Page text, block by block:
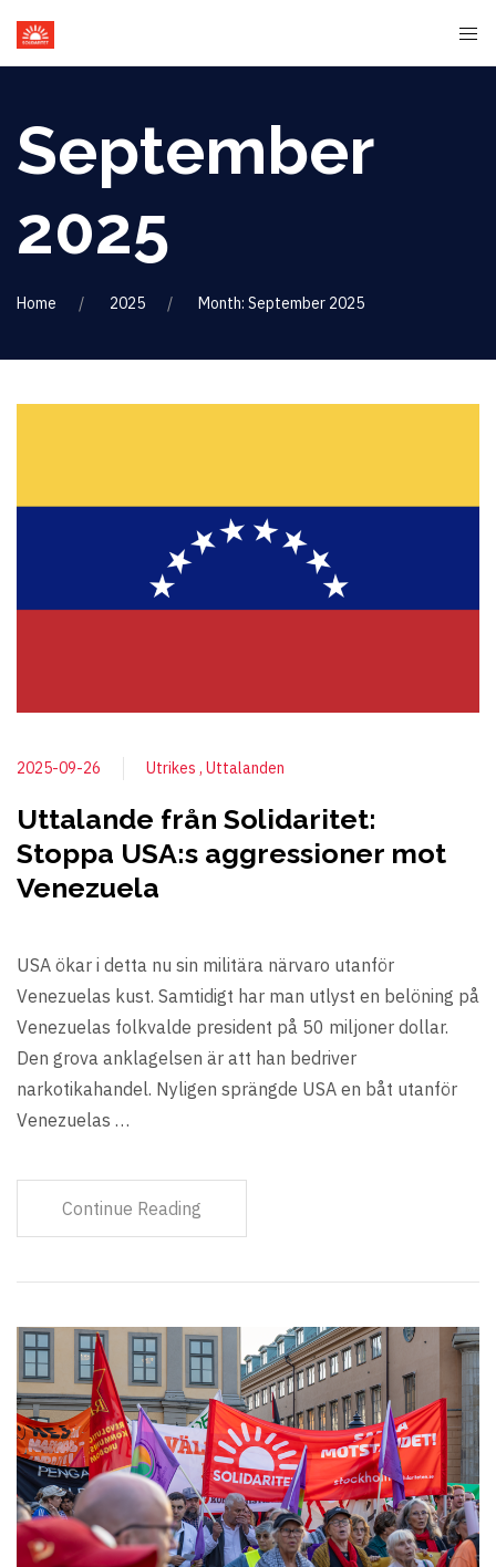
September
2025
Home 2025 Month: September 2025
2025-09-26 Utrikes Uttalanden
Uttalande från Solidaritet:
Stoppa USA:s aggressioner mot
Venezuela
USA ökar i detta nu sin militära närvaro utanför
Venezuelas kust. Samtidigt har man utlyst en belöning på
Venezuelas folkvalde president på 50 miljoner dollar.
Den grova anklagelsen är att han bedriver
narkotikahandel. Nyligen sprängde USA en båt utanför
Venezuelas …
Continue Reading